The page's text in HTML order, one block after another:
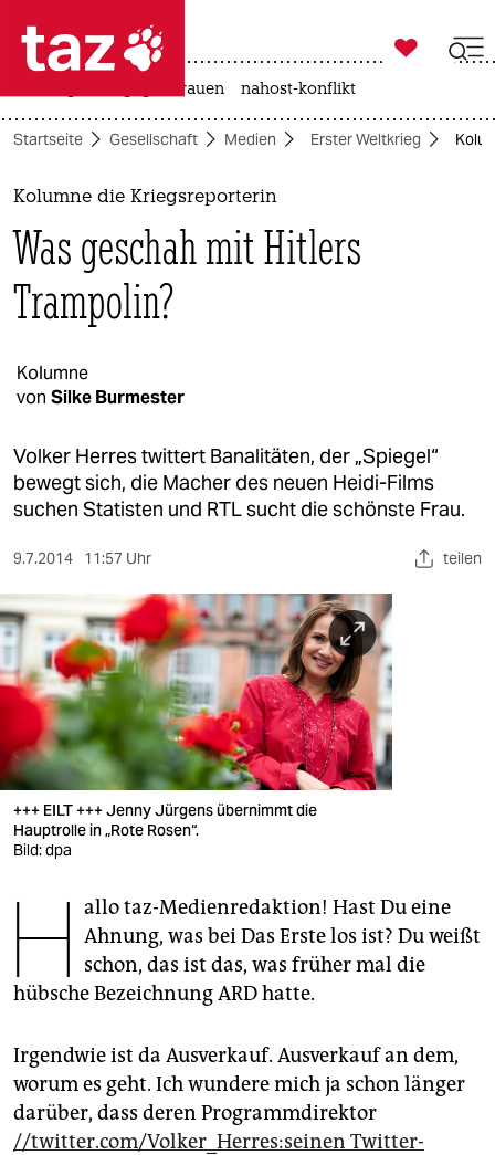
 taz zahl ich
taz zahl ich
themen
politik
öko
kultur
sport
berlin
nord
wahrheit
verlag
verlag
veranstaltungen
shop
fragen & hilfe
unterstützen
abo
genossenschaft
epaper login

taz zahl ich
gewalt gegen frauen nahost-konflikt
Startseite Gesellschaft Medien Erster Weltkrieg
Kolumne die Kriegsreporterin
Was geschah mit Hitlers
Trampolin?
Kolumne
von Silke Burmester
Volker Herres twittert Banalitäten, der „Spiegel“
bewegt sich, die Macher des neuen Heidi-Films
suchen Statisten und RTL sucht die schönste Frau.
9.7.2014 11:57 Uhr teilen
+++ EILT +++ Jenny Jürgens übernimmt die
Hauptrolle in „Rote Rosen“.
Bild: dpa
H allo taz-Medienredaktion! Hast Du eine
Ahnung, was bei Das Erste los ist? Du weißt
schon, das ist das, was früher mal die
hübsche Bezeichnung ARD hatte.
Irgendwie ist da Ausverkauf. Ausverkauf an dem,
worum es geht. Ich wundere mich ja schon länger
darüber, dass deren Programmdirektor
//twitter.com/Volker_Herres:seinen Twitter-